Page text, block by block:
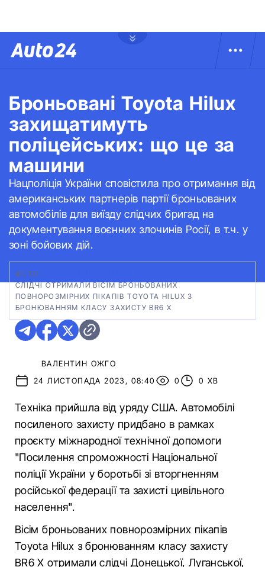
Броньовані Toyota Hilux
захищатимуть
поліцейських: що це за
машини
Нацполіція України сповістила про отримання від
американських партнерів партії броньованих
автомобілів для виїзду слідчих бригад на
документування воєнних злочинів Росії, в т.ч. у
зоні бойових дій.
ФОТО:
СЛІДЧІ ОТРИМАЛИ ВІСІМ БРОНЬОВАНИХ
ПОВНОРОЗМІРНИХ ПІКАПІВ TOYOTA HILUX З
БРОНЮВАННЯМ КЛАСУ ЗАХИСТУ BR6 X
ВАЛЕНТИН ОЖГО
24 ЛИСТОПАДА 2023, 08:40
0 0 ХВ
Техніка прийшла від уряду США. Автомобілі
посиленого захисту придбано в рамках
проєкту міжнародної технічної допомоги
"Посилення спроможності Національної
поліції України у боротьбі зі вторгненням
російської федерації та захисті цивільного
населення".
Вісім броньованих повнорозмірних пікапів
Toyota Hilux з бронюванням класу захисту
BR6 X отримали слідчі Донецької, Луганської,